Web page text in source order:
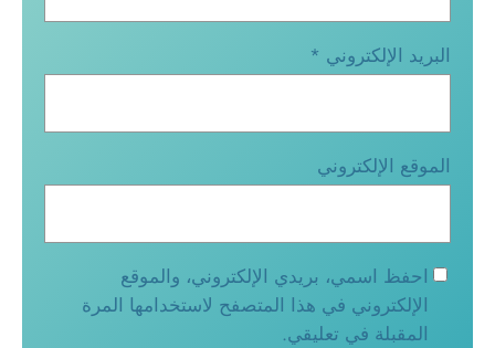
البريد الإلكتروني *
الموقع الإلكتروني
احفظ اسمي، بريدي الإلكتروني، والموقع
الإلكتروني في هذا المتصفح لاستخدامها المرة
المقبلة في تعليقي.